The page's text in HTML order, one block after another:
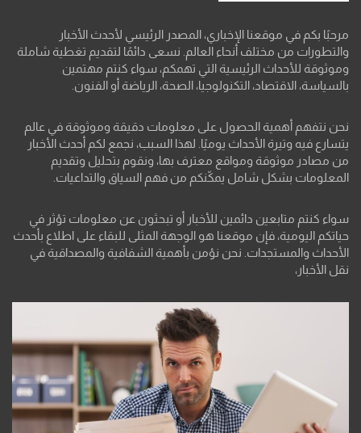
مرحبًا بكم في موقعنا الإخباري، المصدر الرئيسي لأحدث الأخبار
والتطورات من مختلف أنحاء العالم. نسعى دائمًا لتقديم تغطية شاملة
وموثوقة للأحداث الرئيسية التي تهمكم، سواء كنتم مهتمين
بالسياسة، الاقتصاد، التكنولوجيا، الصحة، الرياضة أو الفنون.
نحن نتفهم أهمية الحصول على معلومات دقيقة وموثوقة في عالم
يتسارع فيه وتيرة الأحداث يوميًا. لهذا السبب، نجمع لكم أحدث الأخبار
من مصادر موثوقة ومواقع معترف بها، ونقوم بتحليل وتقديم
المعلومات بشكل شامل يمكّنكم من فهم السياق والتداعيات.
سواء كنتم متابعين دائمين للأخبار أو تبحثون عن معلومات تؤثر في
حياتكم اليومية، فإن موقعنا هو الوجهة المثلى للبقاء على اطلاع بأحدث
الأحداث والمستجدات. نحن نؤمن بأهمية الشفافية والمصداقية في
نقل الأخبار،